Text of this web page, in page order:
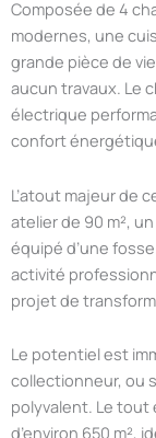
Composée de 4
modernes, une
grande pièce de
aucun travaux. Le
électrique
confort
L’atout majeur de
atelier de 90 m²,
équipé d’une
activité
projet de
Le potentiel est
collectionneur, ou
polyvalent. Le tout
d’environ 650 m²,